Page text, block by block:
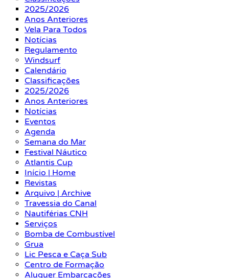
2025/2026
Anos Anteriores
Vela Para Todos
Notícias
Regulamento
Windsurf
Calendário
Classificações
2025/2026
Anos Anteriores
Notícias
Eventos
Agenda
Semana do Mar
Festival Náutico
Atlantis Cup
Início | Home
Revistas
Arquivo | Archive
Travessia do Canal
Nautiférias CNH
Serviços
Bomba de Combustível
Grua
Lic Pesca e Caça Sub
Centro de Formação
Aluguer Embarcações